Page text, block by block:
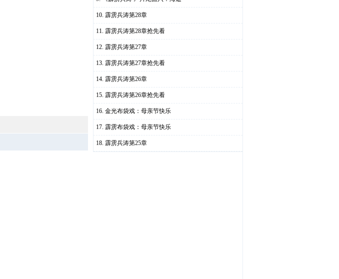
霹雳兵涛第28章
霹雳兵涛第28章抢先看
霹雳兵涛第27章
霹雳兵涛第27章抢先看
霹雳兵涛第26章
霹雳兵涛第26章抢先看
金光布袋戏：母亲节快乐
霹雳布袋戏：母亲节快乐
霹雳兵涛第25章